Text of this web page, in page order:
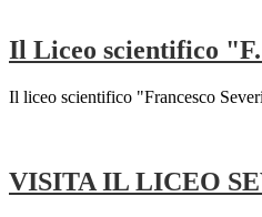
Il Liceo scientifico
Il liceo scientifico "Francesco
VISITA IL LICEO